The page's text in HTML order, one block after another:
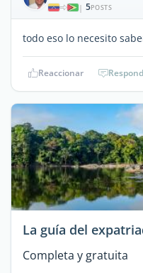
| 5POSTS
todo eso lo necesito
Reaccionar
La guía del
Completa y gratuita